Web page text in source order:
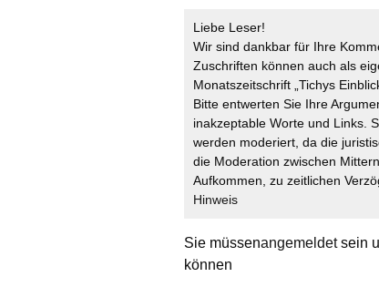
Liebe Leser!
Wir sind dankbar für Ihre
Zuschriften können auch als
Monatszeitschrift „Tichys
Bitte entwerten Sie Ihre
inakzeptable Worte und Links.
werden moderiert, da die
die Moderation zwischen
Aufkommen, zu zeitlichen
Hinweis
Sie müssenangemeldetsein
können